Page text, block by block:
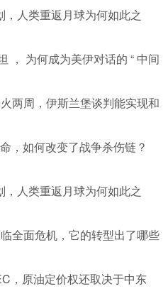
人类重返月球为何如此之
， 为何成为美伊对话的 “ 中间
两周，伊斯兰堡谈判能实现和
，如何改变了战争杀伤链？
人类重返月球为何如此之
全面危机，它的转型出了哪些
，原油定价权还取决于中东